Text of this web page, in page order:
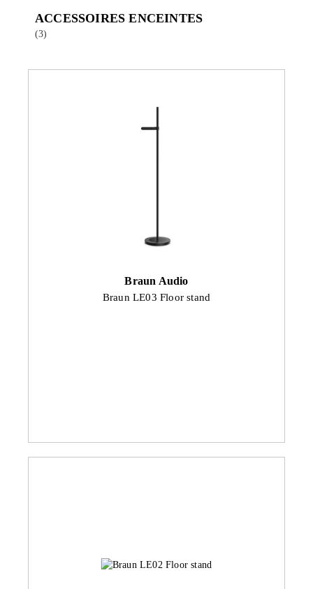
ACCESSOIRES ENCEINTES
(3)
Braun Audio
Braun LE03 Floor stand